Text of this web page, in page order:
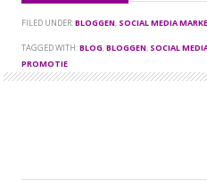
FILED UNDER:BLOGGEN, SOCIAL MEDIA
TAGGED WITH:BLOG,BLOGGEN, SOCIAL
PROMOTIE